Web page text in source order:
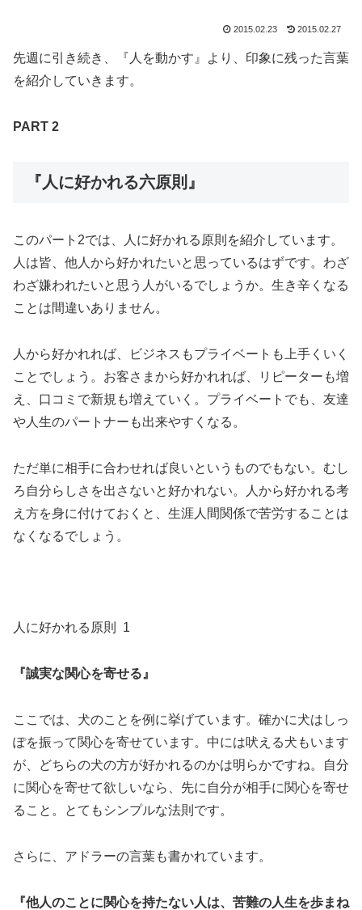
2015.02.23 2015.02.27
先週に引き続き、『人を動かす』より、印象に残った言葉
を紹介していきます。
PART 2
『人に好かれる六原則 』
このパート2では、人に好かれる原則を紹介しています。
人は皆、他人から好かれたいと思っているはずです。わざ
わざ嫌われたいと思う人がいるでしょうか。生き辛くなる
ことは間違いありません。
人から好かれれば、ビジネスもプライベートも上手くいく
ことでしょう。お客さまから好かれれば、リピーターも増
え、口コミで新規も増えていく。プライベートでも、友達
や人生のパートナーも出来やすくなる。
ただ単に相手に合わせれば良いというものでもない。むし
ろ自分らしさを出さないと好かれない。人から好かれる考
え方を身に付けておくと、生涯人間関係で苦労することは
なくなるでしょう。
人に好かれる原則 1
『誠実な関心を寄せる』
ここでは、犬のことを例に挙げています。確かに犬はしっ
ぽを振って関心を寄せています。中には吠える犬もいます
が、どちらの犬の方が好かれるのかは明らかですね。自分
に関心を寄せて欲しいなら、先に自分が相手に関心を寄せ
ること。とてもシンプルな法則です。
さらに、アドラーの言葉も書かれています。
『他人のことに関心を持たない人は、苦難の人生を歩まね